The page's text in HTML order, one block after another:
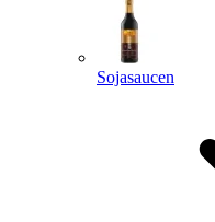
Sojasaucen